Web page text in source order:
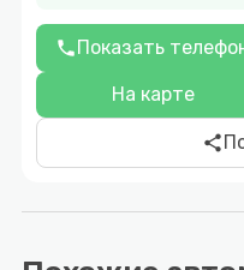
phoneПоказать
На карте
share